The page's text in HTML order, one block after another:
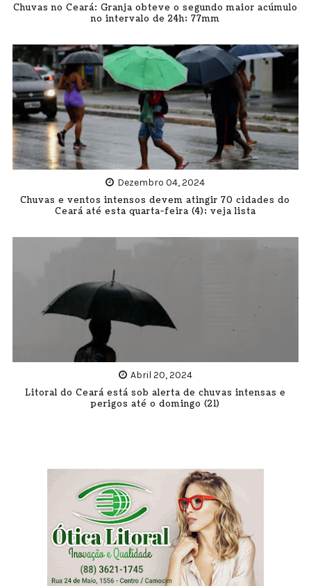
Chuvas no Ceará: Granja obteve o segundo maior acúmulo
no intervalo de 24h; 77mm
Dezembro 04, 2024
Chuvas e ventos intensos devem atingir 70 cidades do
Ceará até esta quarta-feira (4); veja lista
Abril 20, 2024
Litoral do Ceará está sob alerta de chuvas intensas e
perigos até o domingo (21)